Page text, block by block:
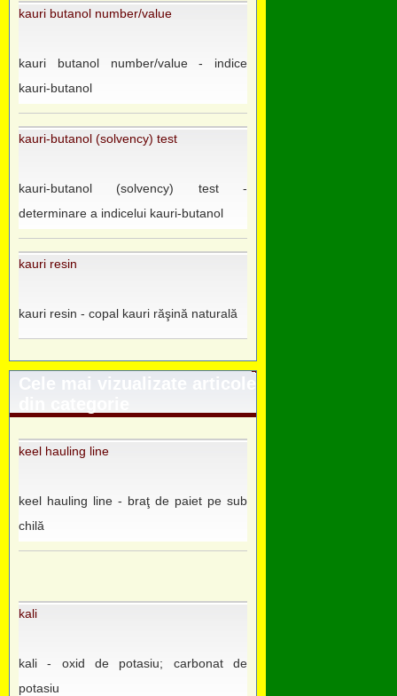
kauri butanol number/value
kauri butanol number/value - indice
kauri-butanol
kauri-butanol (solvency) test
kauri-butanol (solvency) test -
determinare a indicelui kauri-butanol
kauri resin
kauri resin - copal kauri răşină naturală
Cele mai vizualizate articole
keel hauling line
keel hauling line - braţ de paiet pe sub
chilă
kali
kali - oxid de potasiu; carbonat de
potasiu